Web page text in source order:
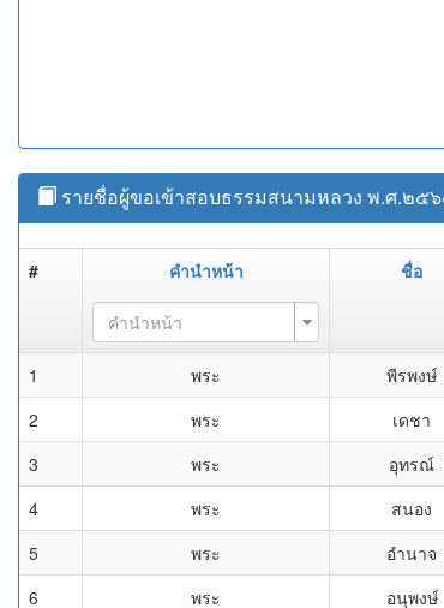
รายชื่อผู้ขอเข้าสอบธรรมสนามหลวง พ.ศ.๒๕
# คำนำหน้า ชื่อ
คำนำหน้า
1 พระ พีรพงษ์
2
พระ เดชา
3
พระ อุทรณ์
4
พระ สนอง
5
พระ อำนาจ
6
พระ อนุพงษ์